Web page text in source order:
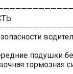
подушки
тормозная